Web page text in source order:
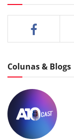
Colunas & Blogs